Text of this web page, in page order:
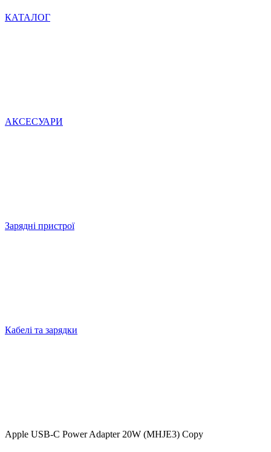
КАТАЛОГ
АКСЕСУАРИ
Зарядні пристрої
Кабелі та зарядки
Apple USB-C Power Adapter 20W (MHJE3) Copy